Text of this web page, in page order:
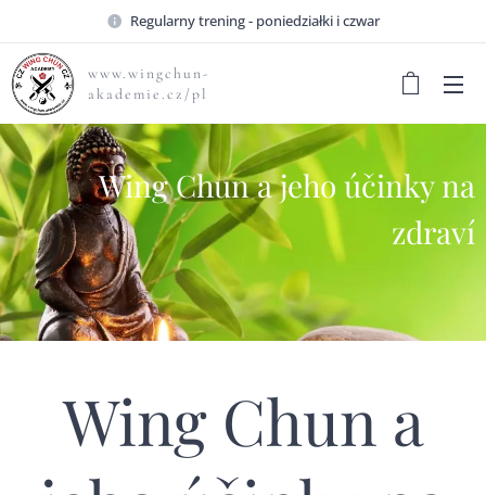
Regularny trening - poniedziałki i czwar
www.wingchun-
akademie.cz/pl
Wing Chun a jeho účinky na
zdraví
Wing Chun a